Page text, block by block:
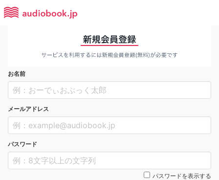
お名前
メールアドレス
パスワード
パスワードを表示する